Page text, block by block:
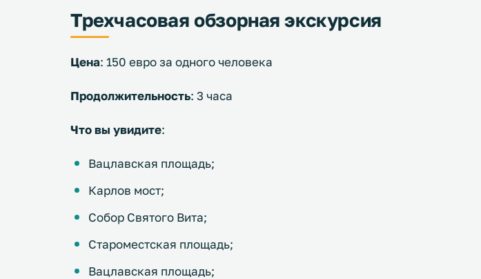
Трехчасовая обзорная экскурсия
Цена: 150 евро за одного человека
Продолжительность: 3 часа
Что вы увидите:
Вацлавская площадь;
Карлов мост;
Собор Святого Вита;
Староместская площадь;
Вацлавская площадь;